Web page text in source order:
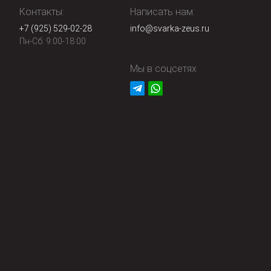
Контакты:
+7 (925) 529-02-28
Пн-Сб: 9:00-18:00
Написать нам:
info@svarka-zeus.ru
Мы в соцсетях